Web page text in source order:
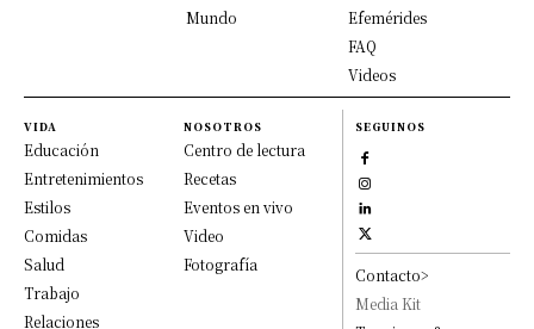
Mundo
Efemérides
FAQ
Videos
VIDA
Educación
Entretenimientos
Estilos
Comidas
Salud
Trabajo
Relaciones
NOSOTROS
Centro de lectura
Recetas
Eventos en vivo
Video
Fotografía
SEGUINOS
Contacto>
Media Kit